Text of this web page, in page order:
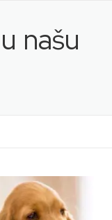
našu